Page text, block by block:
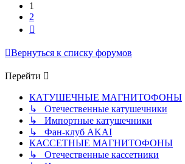
1
2
Вернуться к списку форумов
Перейти
КАТУШЕЧНЫЕ МАГНИТОФОНЫ
↳ Отечественные катушечники
↳ Импортные катушечники
↳ Фан-клуб AKAI
КАССЕТНЫЕ МАГНИТОФОНЫ
↳ Отечественные кассетники